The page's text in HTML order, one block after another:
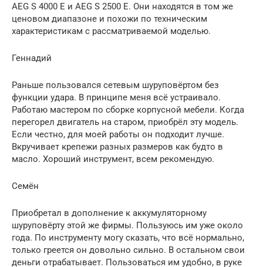
AEG S 4000 E и AEG S 2500 E. Они находятся в том же
ценовом диапазоне и похожи по техническим
характеристикам с рассматриваемой моделью.
Геннадий
Раньше пользовался сетевым шуруповёртом без
функции удара. В принципе меня всё устраивало.
Работаю мастером по сборке корпусной мебели. Когда
перегорел двигатель на старом, приобрёл эту модель.
Если честно, для моей работы он подходит лучше.
Вкручивает крепежи разных размеров как будто в
масло. Хороший инструмент, всем рекомендую.
Семён
Приобретал в дополнение к аккумуляторному
шуруповёрту этой же фирмы. Пользуюсь им уже около
года. По инструменту могу сказать, что всё нормально,
только греется он довольно сильно. В остальном свои
деньги отрабатывает. Пользоваться им удобно, в руке